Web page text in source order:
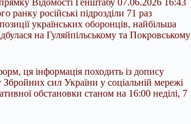
Відомості Генштабу 07.06.2026 16:43
ранку російські підрозділи 71 раз
українських оборонців, найбільша
на Гуляйпільському та Покровському
ця інформація походить із допису
сил України у соціальній мережі
обстановки станом на 16:00 неділі, 7